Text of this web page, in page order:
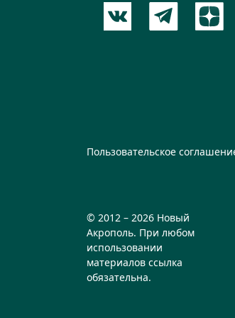
Пользовательское
© 2012 – 2026 Новый
Акрополь. При любом
использовании
материалов ссылка
обязательна.